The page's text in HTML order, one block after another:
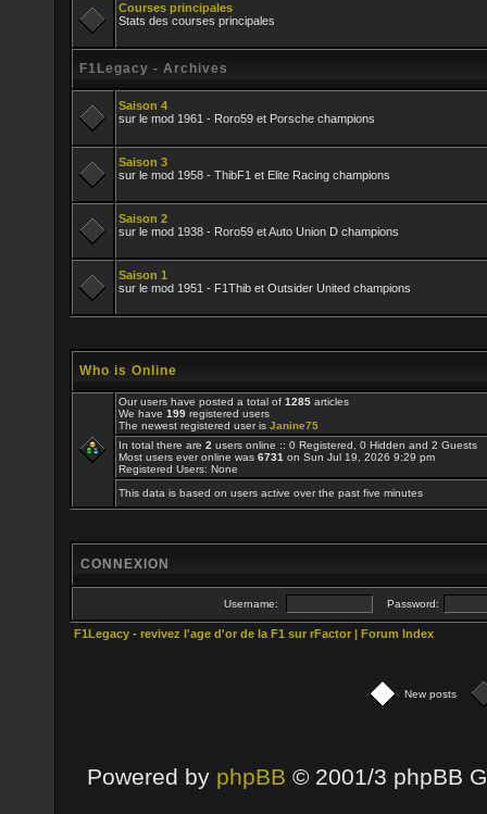
Courses principales
Stats des courses principales
F1Legacy - Archives
Saison 4
sur le mod 1961 - Roro59 et Porsche champions
Saison 3
sur le mod 1958 - ThibF1 et Elite Racing champions
Saison 2
sur le mod 1938 - Roro59 et Auto Union D champions
Saison 1
sur le mod 1951 - F1Thib et Outsider United champions
Who is Online
Our users have posted a total of 1285 articles
We have 199 registered users
The newest registered user is Janine75
In total there are 2 users online :: 0 Registered, 0 Hidden and 2
Most users ever online was 6731 on Sun Jul 19, 2026 9:29 pm
Registered Users: None
This data is based on users active over the past five minutes
CONNEXION
Username: Password:
F1Legacy - revivez l'age d'or de la F1 sur rFactor | Forum Index
New posts
Powered by phpBB © 2001/3 phpBB